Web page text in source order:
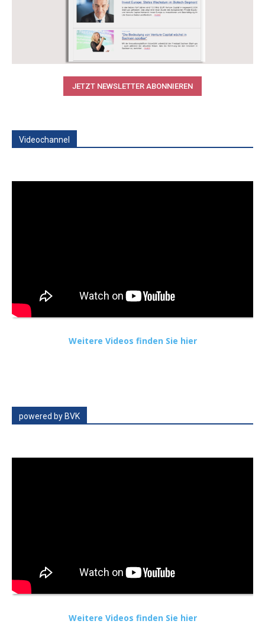
JETZT NEWSLETTER ABONNIEREN
Videochannel
Weitere Videos finden Sie hier
powered by BVK
Weitere Videos finden Sie hier